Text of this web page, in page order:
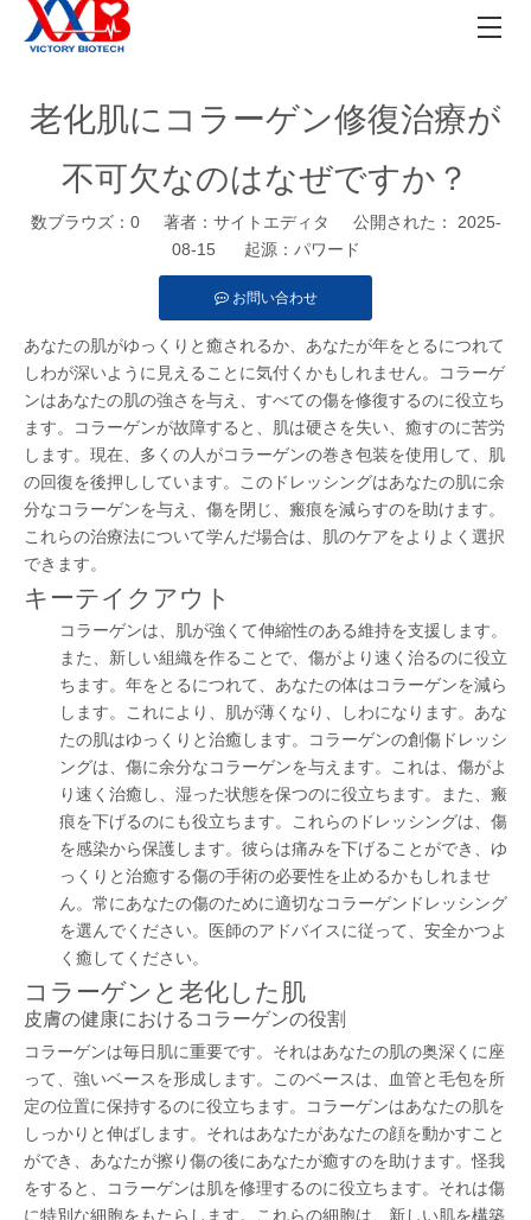
老化肌にコラーゲン修復治療が
不可欠なのはなぜですか？
数ブラウズ： 0著者：サイトエディタ 公開された： 2025-
08-15 起源： パワード
お問い合わせ
あなたの肌がゆっくりと癒されるか、あなたが年をとるにつれて
しわが深いように見えることに気付くかもしれません。コラーゲ
ンはあなたの肌の強さを与え、すべての傷を修復するのに役立ち
ます。コラーゲンが故障すると、肌は硬さを失い、癒すのに苦労
します。現在、多くの人がコラーゲンの巻き包装を使用して、肌
の回復を後押ししています。このドレッシングはあなたの肌に余
分なコラーゲンを与え、傷を閉じ、瘢痕を減らすのを助けます。
これらの治療法について学んだ場合は、肌のケアをよりよく選択
できます。
キーテイクアウト
コラーゲンは、肌が強くて伸縮性のある維持を支援します。
また、新しい組織を作ることで、傷がより速く治るのに役立
ちます。年をとるにつれて、あなたの体はコラーゲンを減ら
します。これにより、肌が薄くなり、しわになります。あな
たの肌はゆっくりと治癒します。コラーゲンの創傷ドレッシ
ングは、傷に余分なコラーゲンを与えます。これは、傷がよ
り速く治癒し、湿った状態を保つのに役立ちます。また、瘢
痕を下げるのにも役立ちます。これらのドレッシングは、傷
を感染から保護します。彼らは痛みを下げることができ、ゆ
っくりと治癒する傷の手術の必要性を止めるかもしれませ
ん。常にあなたの傷のために適切なコラーゲンドレッシング
を選んでください。医師のアドバイスに従って、安全かつよ
く癒してください。
コラーゲンと老化した肌
皮膚の健康におけるコラーゲンの役割
コラーゲンは毎日肌に重要です。それはあなたの肌の奥深くに座
って、強いベースを形成します。このベースは、血管と毛包を所
定の位置に保持するのに役立ちます。コラーゲンはあなたの肌を
しっかりと伸ばします。それはあなたがあなたの顔を動かすこと
ができ、あなたが擦り傷の後にあなたが癒すのを助けます。怪我
をすると、コラーゲンは肌を修理するのに役立ちます。それは傷
に特別な細胞をもたらします。これらの細胞は、新しい肌を構築